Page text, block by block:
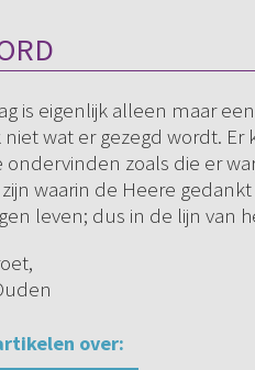
is eigenlijk alleen maar
wat er gezegd wordt.
ondervinden zoals die er
waarin de Heere
leven; dus in de lijn van
over: